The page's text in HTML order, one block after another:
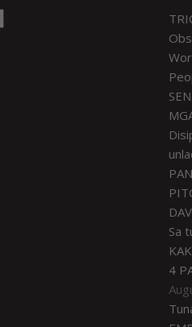
Sa
4